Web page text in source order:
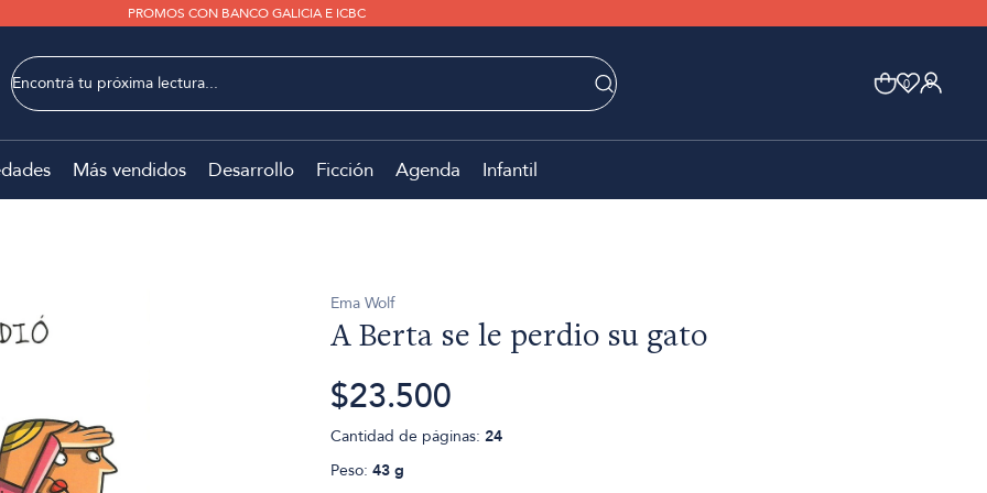
PROMOS CON BANCO GALICIA E ICBC
0 0
Más vendidos Desarrollo Ficción Agenda Infantil
Ema Wolf
A Berta se le perdio su gato
$23.500
Cantidad de páginas: 24
Peso: 43 g